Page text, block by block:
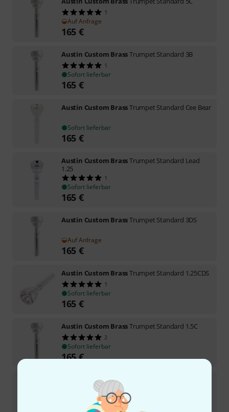
1
Auf Anfrage
165 €
Austin Custom BrassTrumpet Standard 3B
1
Sofort lieferbar
165 €
Austin Custom BrassTrumpet Standard Cee Bear
Sofort lieferbar
165 €
Austin Custom BrassTrumpet Standard Lead
1.25
1
Sofort lieferbar
165 €
Austin Custom BrassTrumpet Standard 3DS
Auf Anfrage
165 €
Austin Custom BrassTrumpet Standard 1.25CDS
1
Sofort lieferbar
165 €
Austin Custom BrassTrumpet Standard 1.5C
2
Sofort lieferbar
165€
Austin Custom Brass
Auf Anfrage